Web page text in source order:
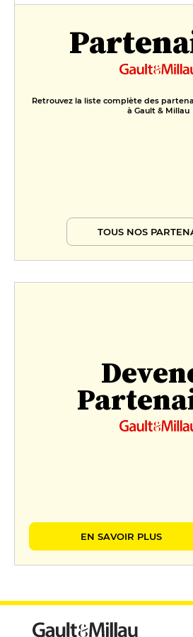
Retrouvez la liste complète des
à Gault & Millau
TOUS NOS
EN SAVOIR PLUS